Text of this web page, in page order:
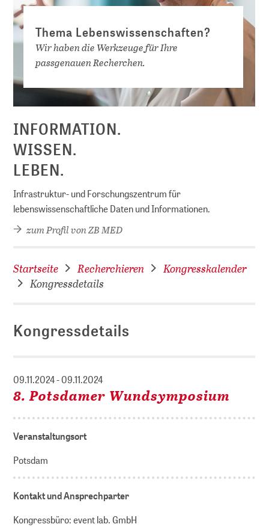
Thema Lebenswissenschaften?
Wir haben die Werkzeuge für Ihre
passgenauen Recherchen.
INFORMATION.
WISSEN.
LEBEN.
Infrastruktur- und Forschungszentrum für
lebenswissenschaftliche Daten und Informationen.
zum Profil von ZB MED
Startseite Recherchieren
Kongresskalender
Kongressdetails
Kongressdetails
09.11.2024 - 09.11.2024
8. Potsdamer Wundsymposium
Veranstaltungsort
Potsdam
Kontakt und Ansprechparter
Kongressbüro: event lab. GmbH